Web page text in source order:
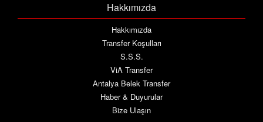
Hakkımızda
Hakkımızda
Transfer Koşulları
S.S.S.
ViA Transfer
Antalya Belek Transfer
Haber & Duyurular
Bize Ulaşın